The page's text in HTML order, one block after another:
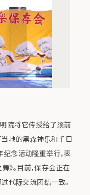
院将它传授给了须前
地的黑森神乐和千目
纪念活动隆重举行，表
舞》。目前，保存会正在
代际交流团结一致。